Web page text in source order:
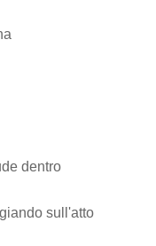
dentro
sull'atto